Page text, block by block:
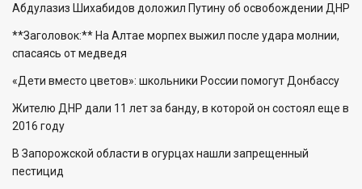
Абдулазиз Шихабидов доложил Путину об освобождении ДНР
**Заголовок:** На Алтае морпех выжил после удара молнии,
спасаясь от медведя
«Дети вместо цветов»: школьники России помогут Донбассу
Жителю ДНР дали 11 лет за банду, в которой он состоял еще в
2016 году
В Запорожской области в огурцах нашли запрещенный
пестицид